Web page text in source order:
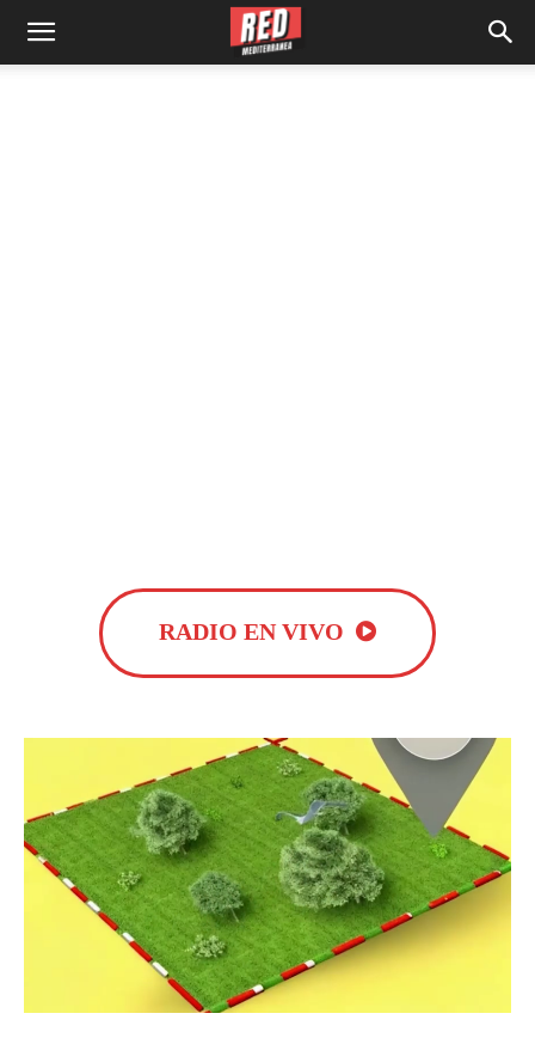
RADIO EN VIVO